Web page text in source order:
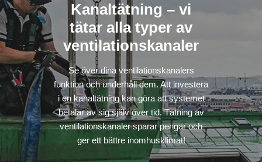
Kanaltätning – vi
tätar alla typer av
ventilationskanaler
Se över dina ventilationskanalers
funktion och underhåll dem. Att investera
i en kanaltätning kan göra att systemet
betalar av sig själv över tid. Tätning av
ventilationskanaler sparar pengar och
ger ett bättre inomhusklimat!